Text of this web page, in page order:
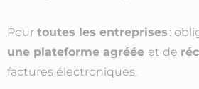
Pour toutes les entreprises :
une plateforme agréée et de
factures électroniques.